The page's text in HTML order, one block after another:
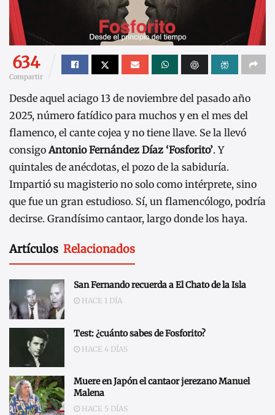
634
Compartir
Desde aquel aciago 13 de noviembre del pasado año
2025, número fatídico para muchos y en el mes del
flamenco, el cante cojea y no tiene llave. Se la llevó
consigo Antonio Fernández Díaz ‘Fosforito’. Y
quintales de anécdotas, el pozo de la sabiduría.
Impartió su magisterio no solo como intérprete, sino
que fue un gran estudioso. Sí, un flamencólogo, podría
decirse. Grandísimo cantaor, largo donde los haya.
Artículos Relacionados
San Fernando recuerda a El Chato de la Isla
HACE 1 DÍA
Test: ¿cuánto sabes de Fosforito?
HACE 4 DÍAS
Muere en Japón el cantaor jerezano Manuel
Malena
HACE 5 DÍAS